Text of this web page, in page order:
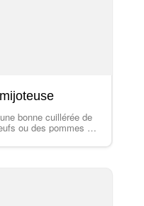
bonne cuillérée de
ou des pommes de